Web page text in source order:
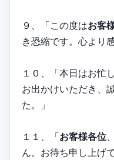
９、「この度はお客
き恐縮です。心より
１０、「本日はお忙
お出かけいただき、
た。」
１１、「お客様各位
ん。お待ち申し上げ